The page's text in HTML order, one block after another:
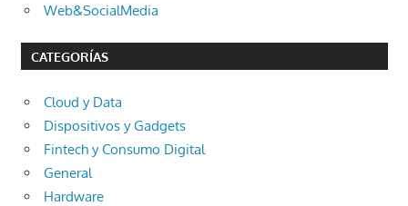
Web&SocialMedia
CATEGORÍAS
Cloud y Data
Dispositivos y Gadgets
Fintech y Consumo Digital
General
Hardware